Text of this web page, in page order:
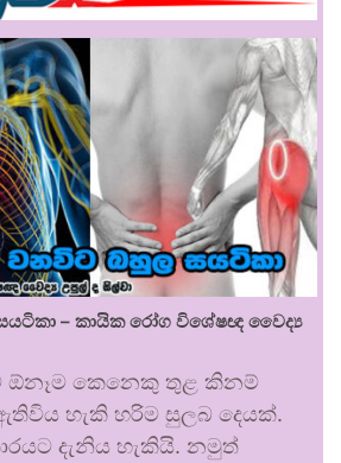
– කායික රෝග විශේෂඥ වෛද්‍ය
ඕනෑම කෙනෙකු තුළ කිනම්
හැකි හරිම සුලබ දෙයක්.
දැනිය හැකියි. නමුත්